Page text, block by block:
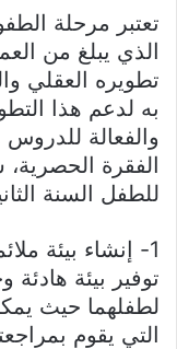
تعتبر مرحلة
تطويره العقلي
به لدعم هذا
والفعالة
الفقرة
للطفل السنة
1- إنشاء بيئة
توفير بيئة هادئة
لطفلهما حيث
التي يقوم